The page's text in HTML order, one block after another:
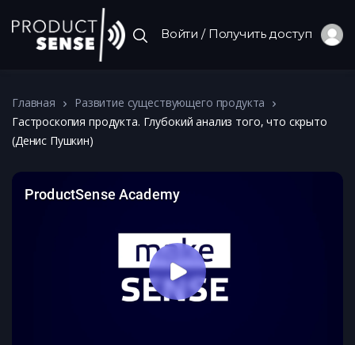
Войти / Получить доступ
Главная
Развитие существующего продукта
Гастроскопия продукта. Глубокий анализ того, что скрыто
(Денис Пушкин)